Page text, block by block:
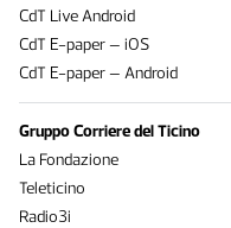
CdT Live Android
CdT E-paper – iOS
CdT E-paper – Android
Gruppo Corriere del Ticino
La Fondazione
Teleticino
Radio3i